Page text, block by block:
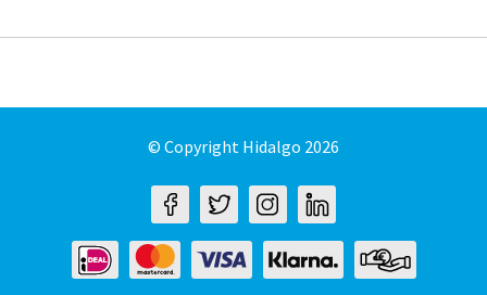
© Copyright Hidalgo 2026